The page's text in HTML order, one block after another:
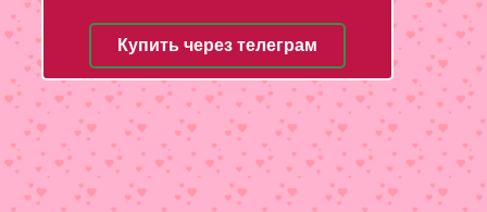
Купить через телеграм